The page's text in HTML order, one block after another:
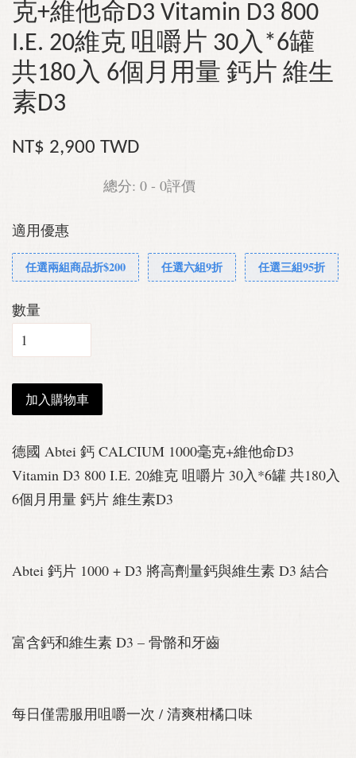
克+維他命D3 Vitamin D3 800
I.E. 20維克 咀嚼片 30入*6罐
共180入 6個月用量 鈣片 維生
素D3
NT$ 2,900 TWD
總分: 0 - 0評價
適用優惠
任選兩組商品折$200 任選六組9折 任選三組95折
數量
加入購物車
德國 Abtei 鈣 CALCIUM 1000毫克+維他命D3
Vitamin D3 800 I.E. 20維克 咀嚼片 30入*6罐 共180入
6個月用量 鈣片 維生素D3
Abtei 鈣片 1000 + D3 將高劑量鈣與維生素 D3 結合
富含鈣和維生素 D3 – 骨骼和牙齒
每日僅需服用咀嚼一次 / 清爽柑橘口味